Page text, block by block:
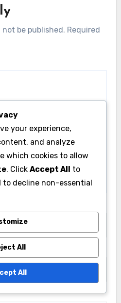
not be published. Required
your experience,
and analyze
which cookies to allow
. Click Accept All to
to decline non-essential
All
All